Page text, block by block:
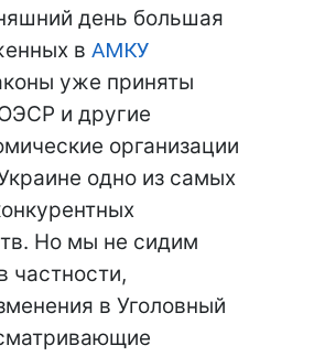
день большая
в АМКУ
уже приняты
и другие
организации
одно из самых
Но мы не сидим
частности,
в Уголовный